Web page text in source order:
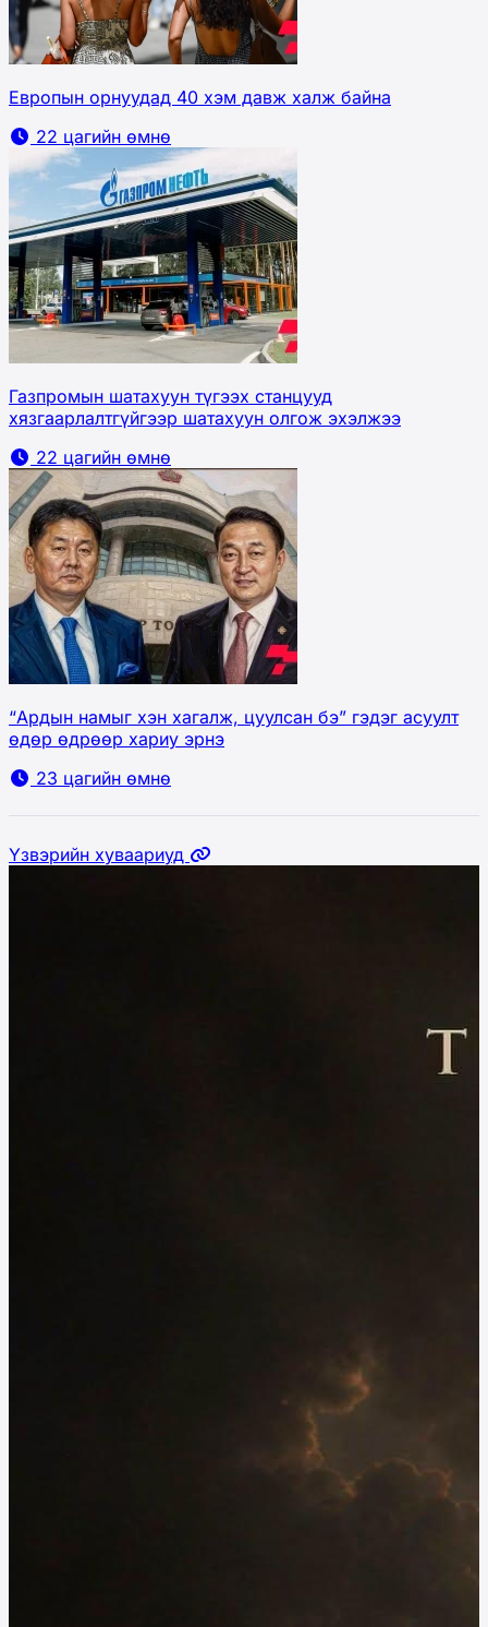
Европын орнуудад 40 хэм давж халж байна
22 цагийн өмнө
Газпромын шатахуун түгээх станцууд
хязгаарлалтгүйгээр шатахуун олгож эхэлжээ
22 цагийн өмнө
“Ардын намыг хэн хагалж, цуулсан бэ” гэдэг асуулт
өдөр өдрөөр хариу эрнэ
23 цагийн өмнө
Үзвэрийн хуваариуд